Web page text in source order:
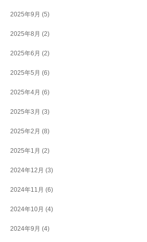
2025年9月 (5)
2025年8月 (2)
2025年6月 (2)
2025年5月 (6)
2025年4月 (6)
2025年3月 (3)
2025年2月 (8)
2025年1月 (2)
2024年12月 (3)
2024年11月 (6)
2024年10月 (4)
2024年9月 (4)